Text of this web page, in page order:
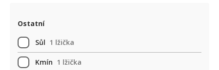
Ostatní
Sůl 1 lžička
Kmín 1 lžička